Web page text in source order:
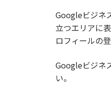
株式会
有限会
コムサ
Googleビジネ
立つエリアに
ロフィールの
Googleビジネ
い。